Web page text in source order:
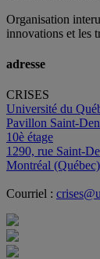
Organisation
innovations et les
adresse
CRISES
Université du
Pavillon Saint-
10è étage
1290, rue Saint-
Montréal
Courriel :